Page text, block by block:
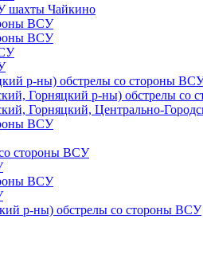
шахты Чайкино
ВСУ
ВСУ
р-ны) обстрелы со стороны
Горняцкий р-ны) обстрелы со
Горняцкий, Центрально-
ВСУ
стороны ВСУ
ВСУ
р-ны) обстрелы со стороны ВСУ